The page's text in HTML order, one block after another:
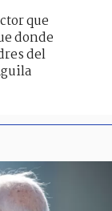
que
donde
del